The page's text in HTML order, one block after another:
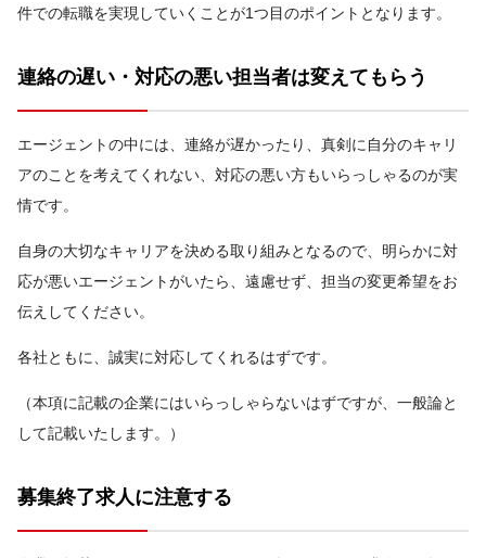
件での転職を実現していくことが1つ目のポイントとなります。
連絡の遅い・対応の悪い担当者は変えてもらう
エージェントの中には、連絡が遅かったり、真剣に自分のキャリ
アのことを考えてくれない、対応の悪い方もいらっしゃるのが実
情です。
自身の大切なキャリアを決める取り組みとなるので、明らかに対
応が悪いエージェントがいたら、遠慮せず、担当の変更希望をお
伝えしてください。
各社ともに、誠実に対応してくれるはずです。
（本項に記載の企業にはいらっしゃらないはずですが、一般論と
して記載いたします。）
募集終了求人に注意する